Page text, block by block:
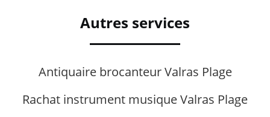
Autres services
Antiquaire brocanteur Valras Plage
Rachat instrument musique Valras Plage